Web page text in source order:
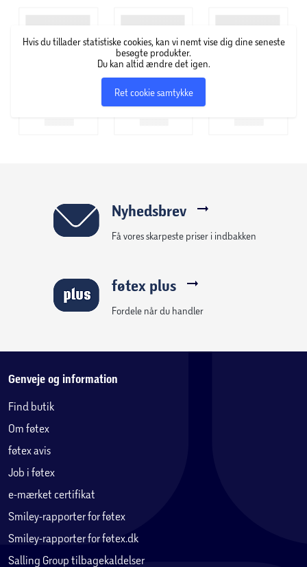
startede ud med produktion af sutter, der nu findes i alle
former, varianter og typer. Derudover kan Bibs blandt
andet også tilbyde sutteflasker og diverse babytilbehør.
Hvis du tillader statistiske cookies, kan vi nemt vise dig dine seneste
besøgte produkter.
Du kan altid ændre det igen.
Ret cookie samtykke
Nyhedsbrev
Få vores skarpeste priser i indbakken
føtex plus
Fordele når du handler
Genveje og information
Find butik
Om føtex
føtex avis
Job i føtex
e-mærket certifikat
Smiley-rapporter for føtex
Smiley-rapporter for føtex.dk
Salling Group tilbagekaldelser